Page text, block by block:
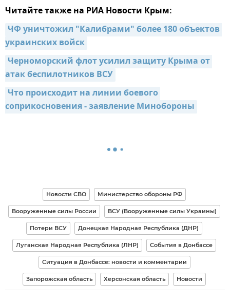
Читайте также на РИА Новости Крым:
ЧФ уничтожил "Калибрами" более 180 объектов
украинских войск
Черноморский флот усилил защиту Крыма от
атак беспилотников ВСУ
Что происходит на линии боевого
соприкосновения - заявление Минобороны
Новости СВО Министерство обороны РФ
Вооруженные силы России ВСУ (Вооруженные силы Украины)
Потери ВСУ Донецкая Народная Республика (ДНР)
Луганская Народная Республика (ЛНР) События в Донбассе
Ситуация в Донбассе: новости и комментарии
Запорожская область Херсонская область Новости